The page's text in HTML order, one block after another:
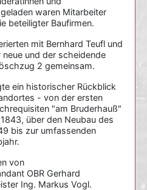
waren Mitarbeiter
beteiligter Baufirmen.
mit Bernhard Teufl und
und der scheidende
2 gemeinsam.
ein historischer Rückblick
- von der ersten
"am Bruderhauß"
über den Neubau des
bis zur umfassenden
von
OBR Gerhard
Ing. Markus Vogl.